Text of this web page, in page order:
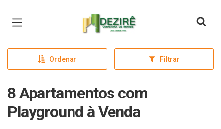
Página inicial
Ordenar Filtrar
8 Apartamentos com
Playground à Venda